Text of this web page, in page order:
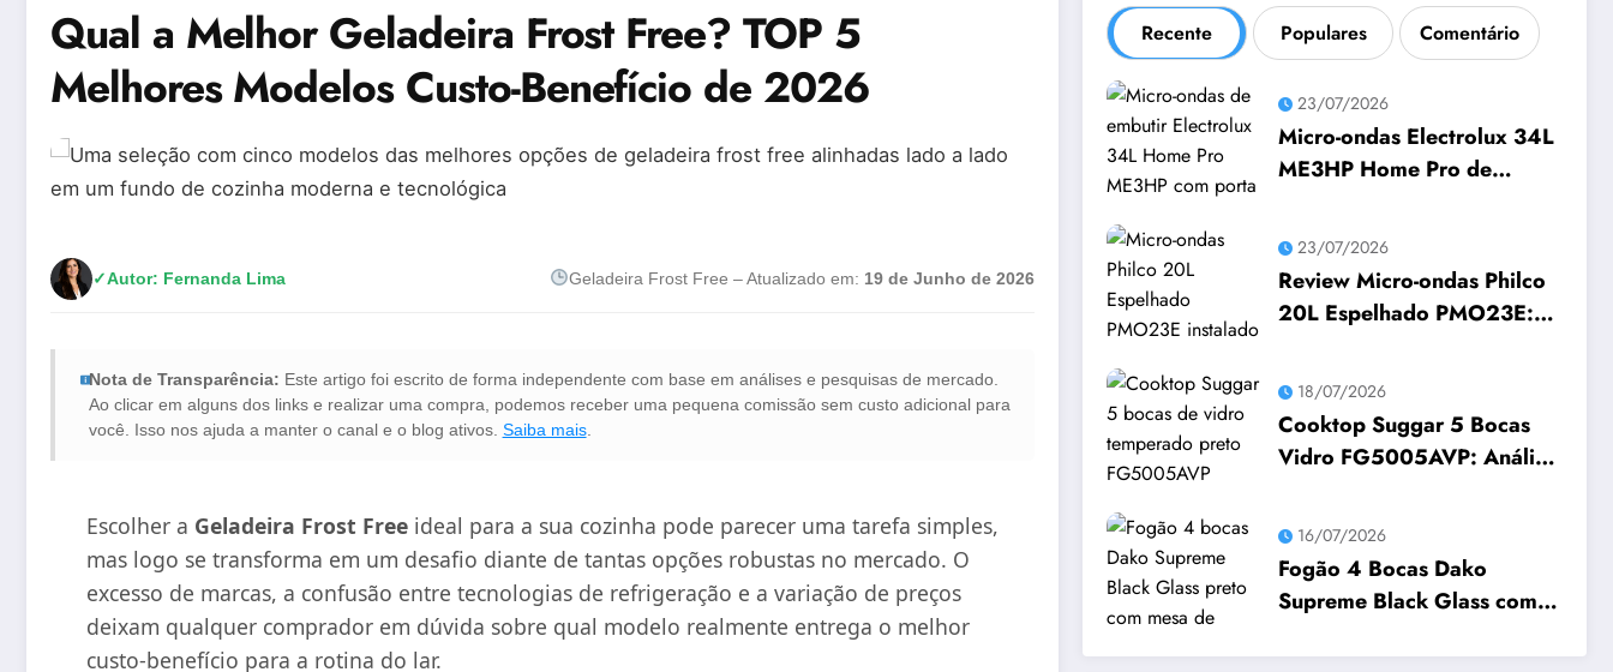
Qual a Melhor Geladeira Frost Free? TOP 5
Melhores Modelos Custo-Benefício de 2026
✓Autor: Fernanda Lima Geladeira Frost Free – Atualizado em: 19 de Junho de 2026
Nota de Transparência: Este artigo foi escrito de forma independente com base em análises e pesquisas de mercado.
Ao clicar em alguns dos links e realizar uma compra, podemos receber uma pequena comissão sem custo adicional para
você. Isso nos ajuda a manter o canal e o blog ativos. Saiba mais.
Escolher a Geladeira Frost Freeideal para a sua cozinha pode parecer uma tarefa simples,
mas logo se transforma em um desafio diante de tantas opções robustas no mercado. O
excesso de marcas, a confusão entre tecnologias de refrigeração e a variação de preços
deixam qualquer comprador em dúvida sobre qual modelo realmente entrega o melhor
custo-benefício para a rotina do lar.
Recente Populares Comentário
23/07/2026
Micro-ondas Electrolux 34L
ME3HP Home Pro de
Pena Comprar?
23/07/2026
Review Micro-ondas Philco
20L Espelhado PMO23E:
18/07/2026
Cooktop Suggar 5 Bocas
Vidro FG5005AVP: Análise
16/07/2026
Fogão 4 Bocas Dako
Supreme Black Glass com
Preço? Análise Prós e